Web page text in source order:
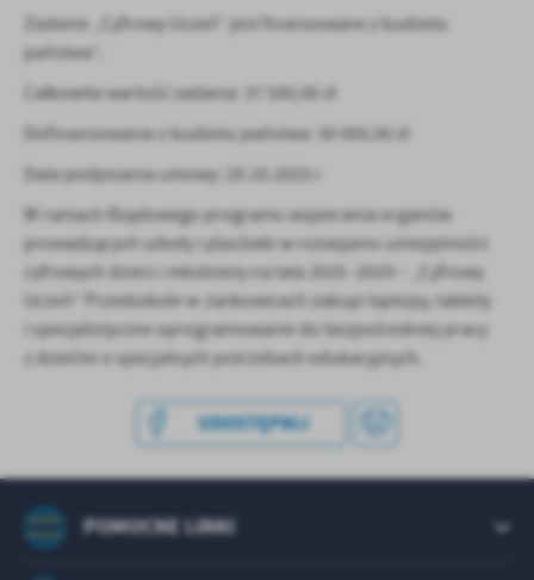
treści w postaci wiadomości, ofert, komunikatów mediów
społecznościowych.
Zadanie „Cyfrowy Uczeń” jest finansowane z budżetu
państwa”.
Całkowita wartość zadania: 37 500,00 zł
Dofinansowanie z budżetu państwa: 30 000,00 zł
Data podpisania umowy: 29.10.2025 r
W ramach Rządowego programu wspierania organów
prowadzących szkoły i placówki w rozwijaniu umiejętności
cyfrowych dzieci i młodzieży na lata 2025 -2029 – „Cyfrowy
Uczeń” Przedszkole w Jankowicach zakupi laptopy, tablety
i specjalistyczne oprogramowanie do bezpośredniej pracy
z dziećmi o specjalnych potrzebach edukacyjnych.
UDOSTĘPNIJ
POMOCNE LINKI